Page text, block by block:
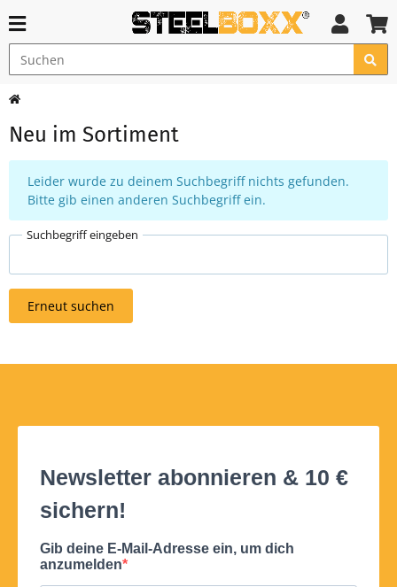
Neu im Sortiment
xLeider wurde zu deinem Suchbegriff nichts gefunden.
Bitte gib einen anderen Suchbegriff ein.
Suchbegriff eingeben
Erneut suchen